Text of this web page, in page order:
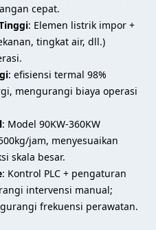
cepat.
: Elemen listrik impor +
tingkat air, dll.)
: efisiensi termal 98%
mengurangi biaya operasi
: Model 90KW-360KW
jam, menyesuaikan
skala besar.
: Kontrol PLC + pengaturan
intervensi manual;
frekuensi perawatan.